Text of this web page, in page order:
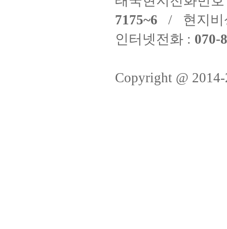
7175~6 / 현지비
인터넷전화 : 070-
Copyright @